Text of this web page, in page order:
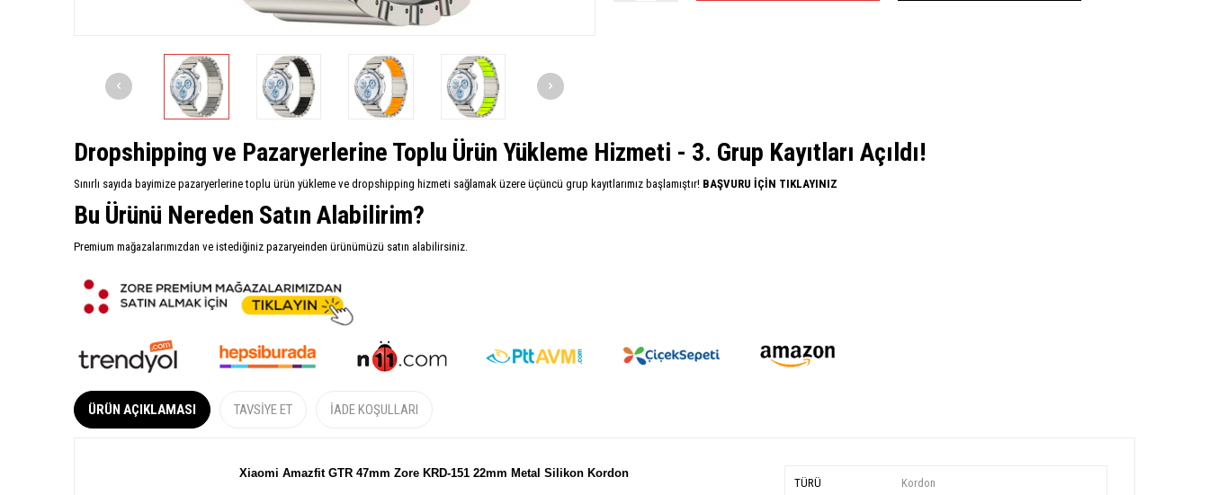
Dropshipping ve Pazaryerlerine Toplu Ürün Yükleme Hizmeti - 3. Grup Kayıtları Açıldı!
Sınırlı sayıda bayimize pazaryerlerine toplu ürün yükleme ve dropshipping hizmeti sağlamak üzere üçüncü grup kayıtlarımız başlamıştır! BAŞVURU İÇİN TIKLAYINIZ
Bu Ürünü Nereden Satın Alabilirim?
Premium mağazalarımızdan ve istediğiniz pazaryeinden ürünümüzü satın alabilirsiniz.
ÜRÜN AÇIKLAMASI TAVSIYE ET İADE KOŞULLARI
Xiaomi Amazfit GTR 47mm Zore KRD-151 22mm Metal Silikon Kordon
TÜRÜ Kordon